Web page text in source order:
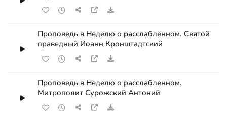
Проповедь в Неделю о расслабленном. Святой
праведный Иоанн Кронштадтский
Проповедь в Неделю о расслабленном.
Митрополит Сурожский Антоний